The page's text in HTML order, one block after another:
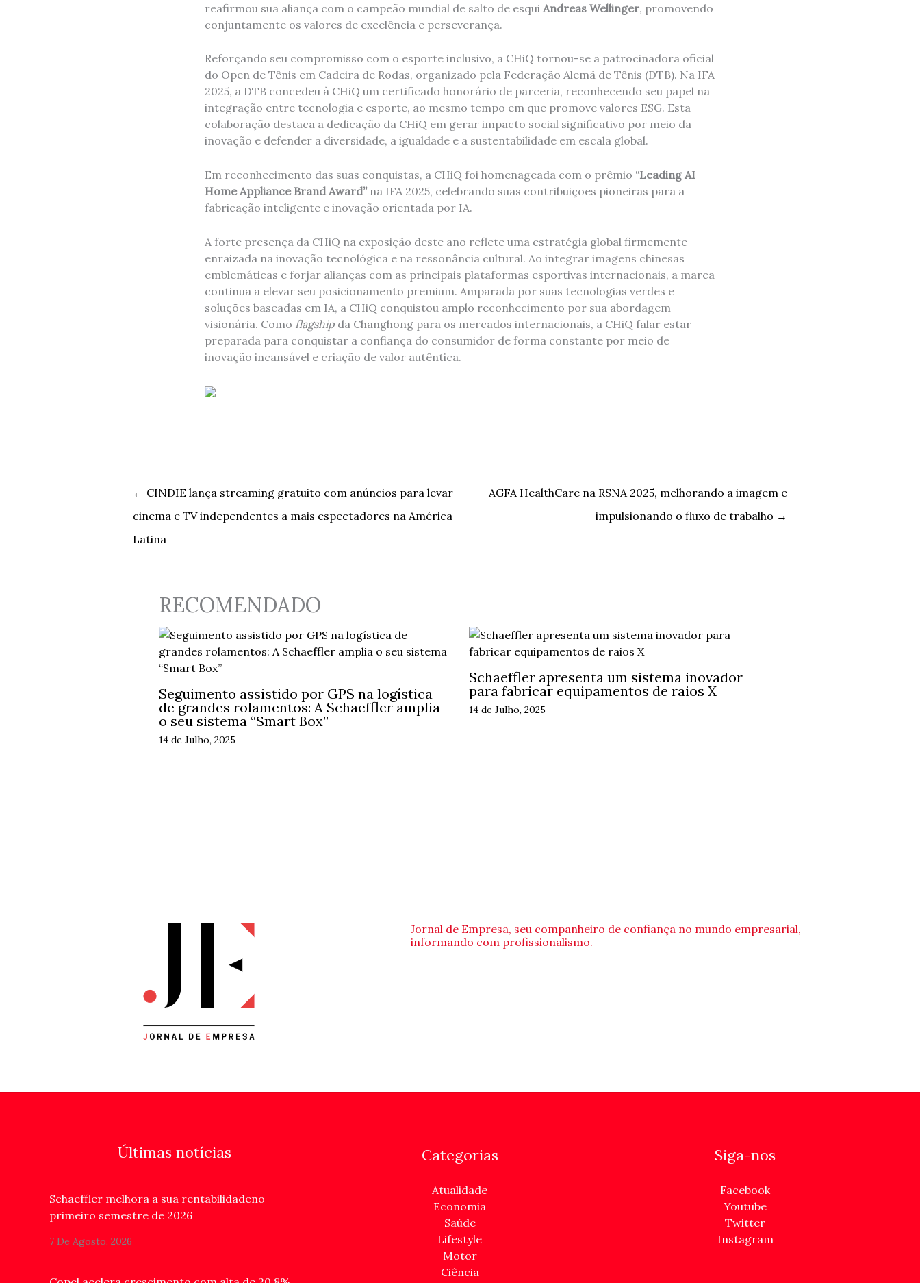
reafirmou sua aliança com o campeão mundial de salto de esqui Andreas Wellinger, promovendo
conjuntamente os valores de excelência e perseverança.
Reforçando seu compromisso com o esporte inclusivo, a CHiQ tornou-se a patrocinadora oficial
do Open de Tênis em Cadeira de Rodas, organizado pela Federação Alemã de Tênis (DTB). Na IFA
2025, a DTB concedeu à CHiQ um certificado honorário de parceria, reconhecendo seu papel na
integração entre tecnologia e esporte, ao mesmo tempo em que promove valores ESG. Esta
colaboração destaca a dedicação da CHiQ em gerar impacto social significativo por meio da
inovação e defender a diversidade, a igualdade e a sustentabilidade em escala global.
Em reconhecimento das suas conquistas, a CHiQ foi homenageada com o prêmio “Leading AI
Home Appliance Brand Award”na IFA 2025, celebrando suas contribuições pioneiras para a
fabricação inteligente e inovação orientada por IA.
A forte presença da CHiQ na exposição deste ano reflete uma estratégia global firmemente
enraizada na inovação tecnológica e na ressonância cultural. Ao integrar imagens chinesas
emblemáticas e forjar alianças com as principais plataformas esportivas internacionais, a marca
continua a elevar seu posicionamento premium. Amparada por suas tecnologias verdes e
soluções baseadas em IA, a CHiQ conquistou amplo reconhecimento por sua abordagem
visionária. Como flagshipda Changhong para os mercados internacionais, a CHiQ falar estar
preparada para conquistar a confiança do consumidor de forma constante por meio de
inovação incansável e criação de valor autêntica.
← CINDIE lança streaming gratuito com anúncios para levar
cinema e TV independentes a mais espectadores na América
Latina
AGFA HealthCare na RSNA 2025, melhorando a imagem e
impulsionando o fluxo de trabalho →
RECOMENDADO
Seguimento assistido por GPS na logística
de grandes rolamentos: A Schaeffler amplia
o seu sistema “Smart Box”
14 de Julho, 2025
Schaeffler apresenta um sistema inovador
para fabricar equipamentos de raios X
14 de Julho, 2025
Jornal de Empresa, seu companheiro de confiança no mundo empresarial,
informando com profissionalismo.
Últimas notícias
Schaeffler melhora a sua rentabilidadeno
primeiro semestre de 2026
7 De Agosto, 2026
Categorias
Atualidade
Economia
Saúde
Lifestyle
Motor
Ciência
Siga-nos
Facebook
Youtube
Twitter
Instagram